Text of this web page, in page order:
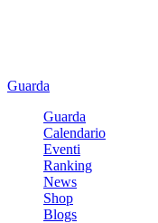
Guarda
Guarda
Calendario
Eventi
Ranking
News
Shop
Blogs